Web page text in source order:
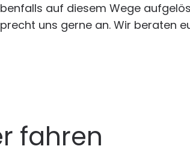
auf diesem Wege
uns gerne an. Wir beraten
fahren